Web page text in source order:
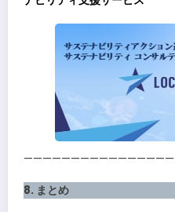
8. まとめ